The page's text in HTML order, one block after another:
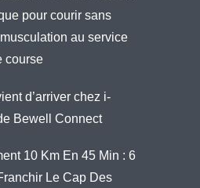
pour courir sans
au service
course
d’arriver chez i-
Bewell Connect
10 Km En 45 Min : 6
Le Cap Des